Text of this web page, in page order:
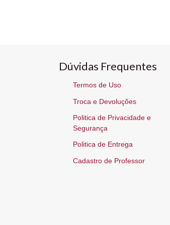
Dúvidas Frequentes
Termos de Uso
Troca e Devoluções
Politica de Privacidade e
Segurança
Politica de Entrega
Cadastro de Professor